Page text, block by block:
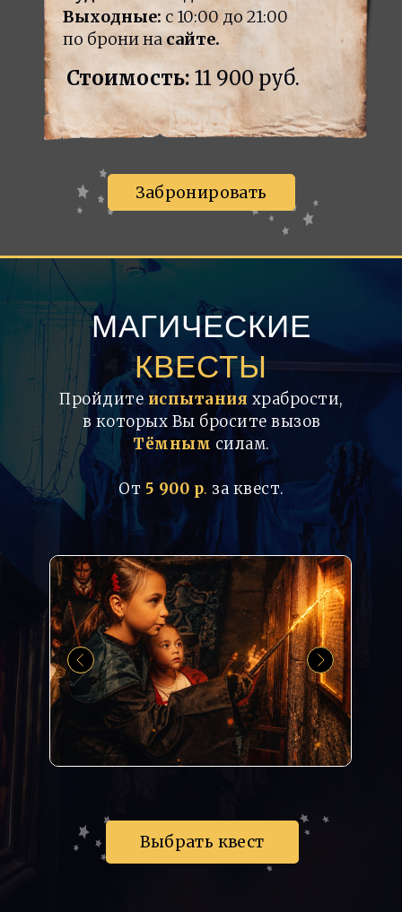
Стоимость: 11 900 руб.
Выходные: с 10:00 до 21:00
по брони насайте.
Забронировать
Пройдитеиспытания храбрости,
в которых Вы бросите вызов
Тёмным силам.
От 5 900 р. за квест.
Выбрать квест
МАГИЧЕСКИЕ
КВЕСТЫ